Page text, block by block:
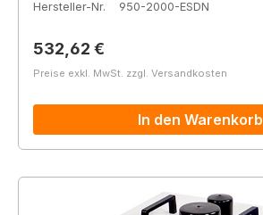
Hersteller-Nr.
950-2000-ESDN
Regulärer Preis:
532,62 €
Preise exkl. MwSt. zzgl. Versandkosten
In den Warenkorb